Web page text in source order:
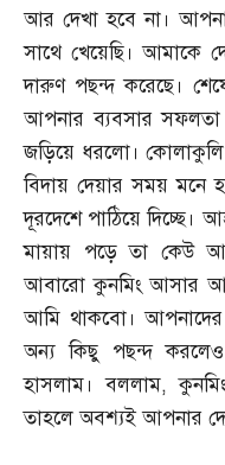
আর দেখা হবে না।
সাথে খেয়েছি। আমাকে
দারুণ পছন্দ করেছে।
আপনার ব্যবসার সফলতা
জড়িয়ে ধরলো।
বিদায় দেয়ার সময় মনে
দূরদেশে পাঠিয়ে দিচ্ছে।
মায়ায় পড়ে তা কেউ
আবারো কুনমিং আসার
আমি থাকবো।
অন্য কিছু পছন্দ
হাসলাম। বললাম,
তাহলে অবশ্যই আপনার